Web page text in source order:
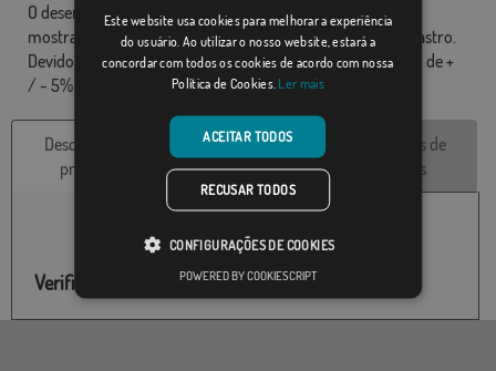
O desenho final pode ser ligeiramente diferente do que é
mostrado na imagem, as bandeiras são fornecidos sem mastro.
Devido ao formato de produção, pode haver uma variação de +
/ - 5% nas dimensões finais e tons de cores.
Descrição do
produto
Características
técnicas
Avaliações de
clientes
Verifique o estoque deste produto
Este website usa cookies para melhorar a experiência
do usuário. Ao utilizar o nosso website, estará a
concordar com todos os cookies de acordo com nossa
Política de Cookies. Ler mais
ACEITAR TODOS
RECUSAR TODOS
CONFIGURAÇÕES DE COOKIES
POWERED BY COOKIESCRIPT